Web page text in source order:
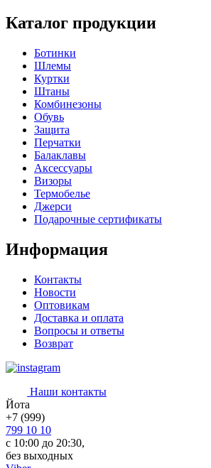
Каталог продукции
Ботинки
Шлемы
Куртки
Штаны
Комбинезоны
Обувь
Защита
Перчатки
Балаклавы
Аксессуары
Визоры
Термобелье
Джерси
Подарочные сертификаты
Информация
Контакты
Новости
Оптовикам
Доставка и оплата
Вопросы и ответы
Возврат
Наши контакты
Йота
+7 (999)
799 10 10
с 10:00 до 20:30,
без выходных